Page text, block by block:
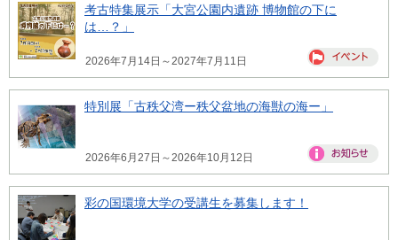
考古特集展示「大宮公園内遺跡 博物館の下に
は…？」
2026年7月14日～2027年7月11日
特別展「古秩父湾ー秩父盆地の海獣の海ー」
2026年6月27日～2026年10月12日
彩の国環境大学の受講生を募集します！